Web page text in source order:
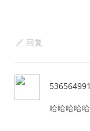
回复
536564991
哈哈哈哈哈